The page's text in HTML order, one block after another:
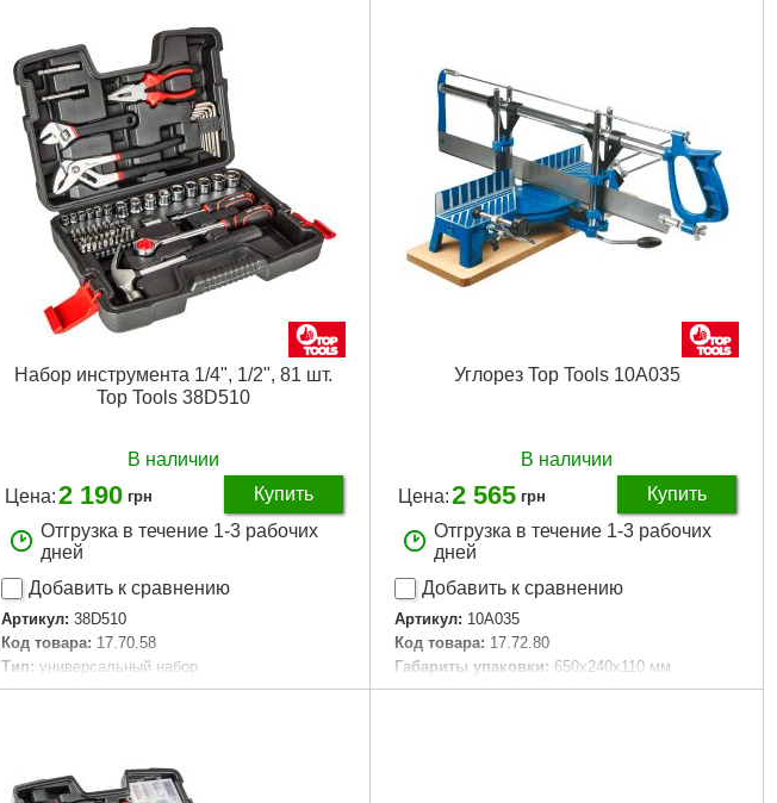
Подробнее...
Набор инструмента 1/4", 1/2", 81 шт.
Top Tools 38D510
В наличии
Цена:2 190 грн
Купить
Отгрузка в течение 1-3 рабочих
дней
Добавить к сравнению
Артикул: 38D510
Код товара: 17.70.58
Тип: универсальный набор
Материал: углеродистая сталь, пластик
Вес брутто:
2,956 г
Углорез Top Tools 10A035
В наличии
Цена:2 565 грн
Купить
Отгрузка в течение 1-3 рабочих
дней
Добавить к сравнению
Артикул: 10A035
Код товара: 17.72.80
Габариты упаковки: 650x240x110 мм
Вес брутто: 3,900 г